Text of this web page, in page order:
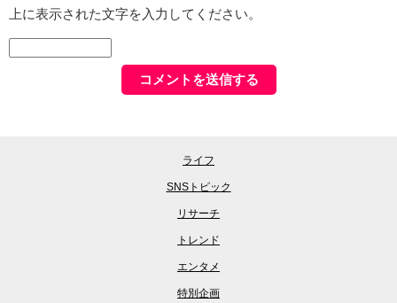
上に表示された文字を入力してください。
ライフ
SNSトピック
リサーチ
トレンド
エンタメ
特別企画